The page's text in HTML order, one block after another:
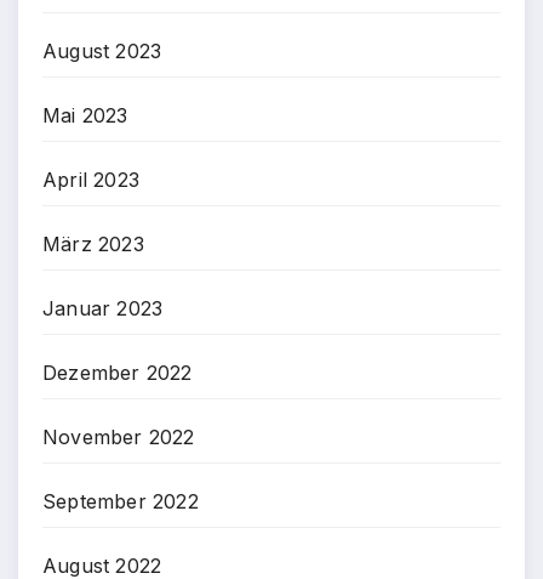
August 2023
Mai 2023
April 2023
März 2023
Januar 2023
Dezember 2022
November 2022
September 2022
August 2022